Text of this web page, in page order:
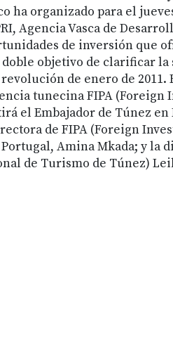
ha organizado para el
Agencia Vasca de
de inversión que
doble objetivo de clarificar
revolución de enero de
tunecina FIPA (Foreign
el Embajador de Túnez en
de FIPA (Foreign
Portugal, Amina Mkada; y la
de Turismo de Túnez)